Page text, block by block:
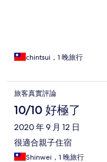
chintsui，1 晚旅行
旅客真實評論
10/10 好極了
2020 年 9 月 12 日
很適合親子住宿
Shinwei，1 晚旅行